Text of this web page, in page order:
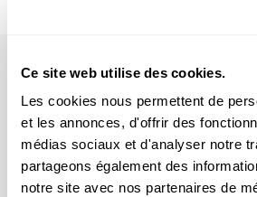
Ce site web utilise des cookies.
Les cookies nous permettent de
et les annonces, d'offrir des
médias sociaux et d'analyser notre
partageons également des
notre site avec nos partenaires de